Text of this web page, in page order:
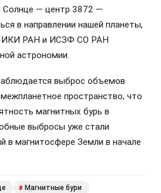
Солнце — центр 3872 —
в направлении нашей планеты,
ИКИ РАН и ИСЗФ СО РАН
астрономии.
выброс объемов
пространство, что
магнитных бурь в
выбросы уже стали
в магнитосфере Земли в начале
# Магнитные бури